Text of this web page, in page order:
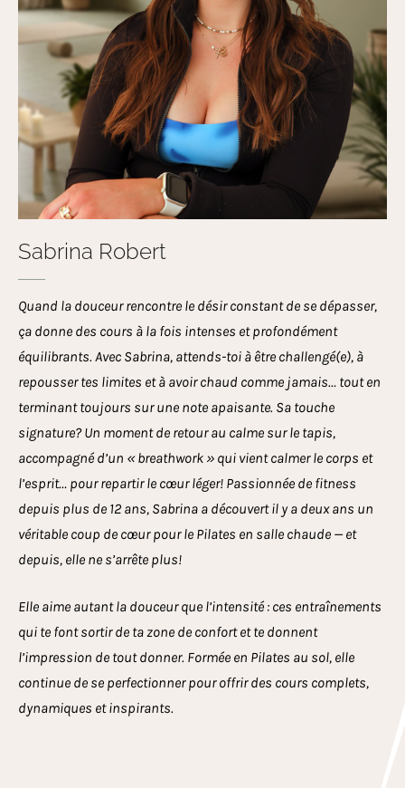
Sabrina Robert
Quand la douceur rencontre le désir constant de se dépasser,
ça donne des cours à la fois intenses et profondément
équilibrants. Avec Sabrina, attends-toi à être challengé(e), à
repousser tes limites et à avoir chaud comme jamais… tout en
terminant toujours sur une note apaisante. Sa touche
signature? Un moment de retour au calme sur le tapis,
accompagné d’un « breathwork » qui vient calmer le corps et
l’esprit… pour repartir le cœur léger! Passionnée de fitness
depuis plus de 12 ans, Sabrina a découvert il y a deux ans un
véritable coup de cœur pour le Pilates en salle chaude — et
depuis, elle ne s’arrête plus!
Elle aime autant la douceur que l’intensité : ces entraînements
qui te font sortir de ta zone de confort et te donnent
l’impression de tout donner. Formée en Pilates au sol, elle
continue de se perfectionner pour offrir des cours complets,
dynamiques et inspirants.